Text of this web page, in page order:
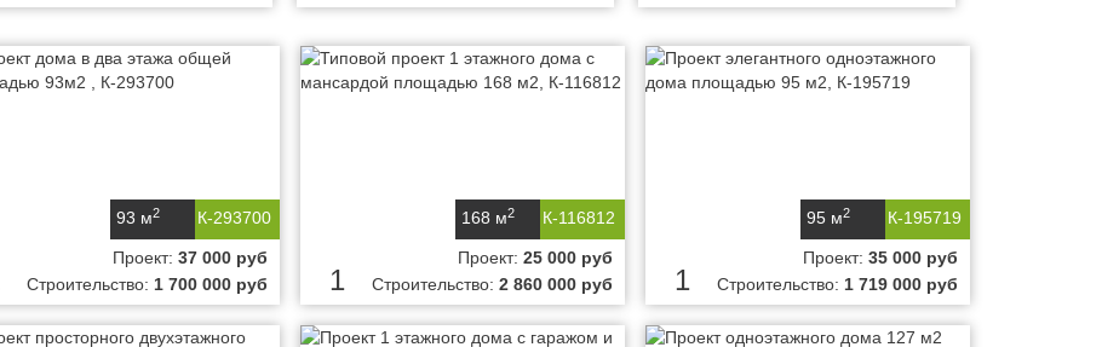
К-293700
93 м2
Проект: 37 000 руб
Строительство: 1 700 000 руб
К-116812
168 м2
1
Проект: 25 000 руб
Строительство: 2 860 000 руб
К-195719
95 м2
1
Проект: 35 000 руб
Строительство: 1 719 000 руб